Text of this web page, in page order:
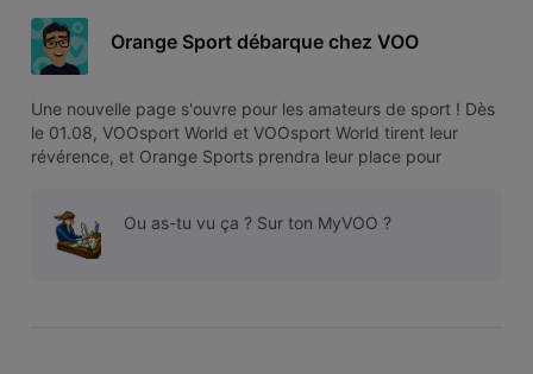
Orange Sport débarque chez VOO
Une nouvelle page s'ouvre pour les amateurs de sport ! Dès
le 01.08, VOOsport World et VOOsport World tirent leur
révérence, et Orange Sports prendra leur place pour
de nombreuses cOu as-tu vu ça ? Sur ton MyVOO ?